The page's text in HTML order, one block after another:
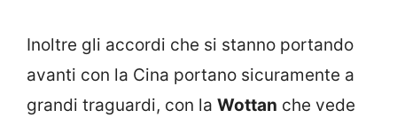
Inoltre gli accordi che si stanno portando
avanti con la Cina portano sicuramente a
grandi traguardi, con la Wottan che vede